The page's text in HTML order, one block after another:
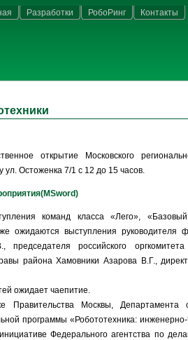
Разработки РобоРинг Контакты
открытие Московского
Остоженка 7/1 с 12 до 15 часов.
команд класса «Лего», «Базовый
ожидаются выступления руководителя
российского
района Хамовники Азарова В.Г.,
ожидает чаепитие.
Правительства Москвы, Департамента
программы «Робототехника: инженерно-
Федерального агентства по